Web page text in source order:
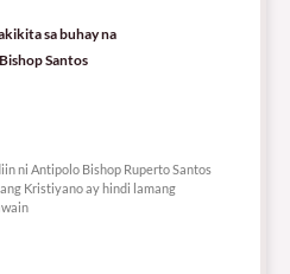
sa buhay na
Santos
ni Antipolo Bishop Ruperto Santos
Kristiyano ay hindi lamang